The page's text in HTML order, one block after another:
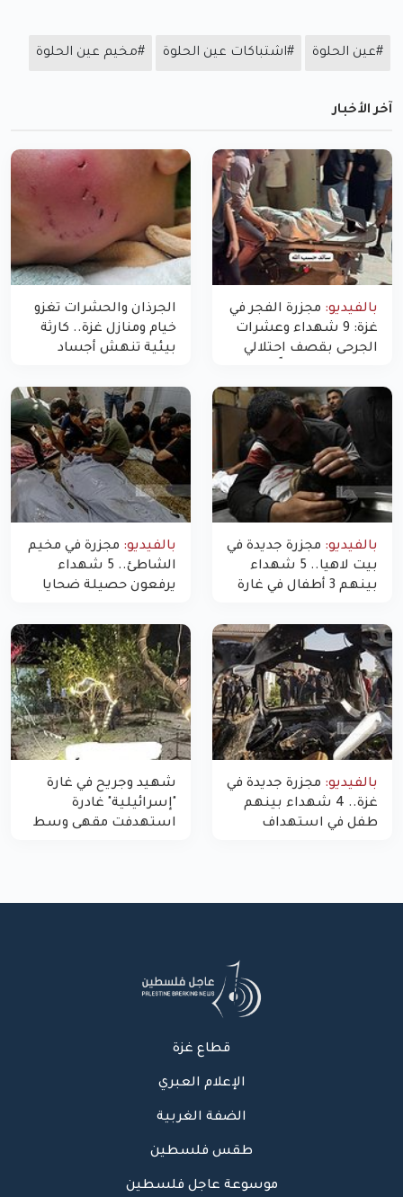
#عين الحلوة #اشتباكات عين الحلوة #مخيم عين الحلوة
آخر الأخبار
بالفيديو: مجزرة الفجر في
غزة: 9 شهداء وعشرات
الجرحى بقصف احتلالي
الجرذان والحشرات تغزو
خيام ومنازل غزة.. كارثة
بيئية تنهش أجساد
بالفيديو: مجزرة جديدة في
بيت لاهيا.. 5 شهداء
بينهم 3 أطفال في غارة
غزة
بالفيديو: مجزرة في مخيم
الشاطئ.. 5 شهداء
يرفعون حصيلة ضحايا
بالفيديو: مجزرة جديدة في
غزة.. 4 شهداء بينهم
طفل في استهداف
شهيد وجريح في غارة
"إسرائيلية" غادرة
استهدفت مقهى وسط
قطاع غزة
الإعلام العبري
الضفة الغربية
طقس فلسطين
موسوعة عاجل فلسطين